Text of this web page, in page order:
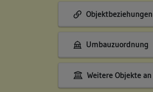
Objektbeziehungen
Umbauzuordnung
Weitere Objekte